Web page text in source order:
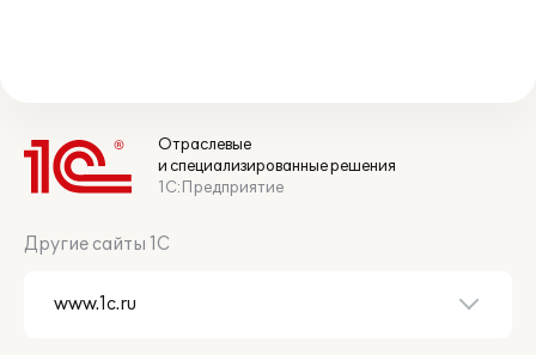
Отраслевые
и специализированные решения
1С:Предприятие
Другие сайты 1С